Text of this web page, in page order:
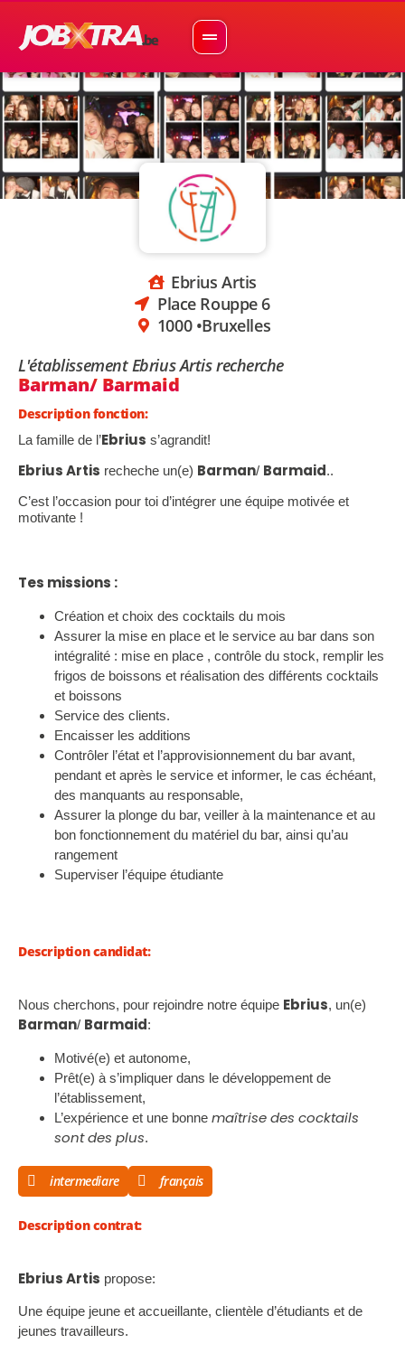
Ebrius Artis
Place Rouppe 6
1000 •Bruxelles
L'établissement Ebrius Artis recherche
Barman/ Barmaid
Description fonction:
La famille de l’Ebrius s’agrandit!
Ebrius Artis recheche un(e) Barman/ Barmaid..
C’est l’occasion pour toi d’intégrer une équipe motivée et
motivante !
Tes missions :
Création et choix des cocktails du mois
Assurer la mise en place et le service au bar dans son
intégralité : mise en place , contrôle du stock, remplir les
frigos de boissons et réalisation des différents cocktails
et boissons
Service des clients.
Encaisser les additions
Contrôler l’état et l’approvisionnement du bar avant,
pendant et après le service et informer, le cas échéant,
des manquants au responsable,
Assurer la plonge du bar, veiller à la maintenance et au
bon fonctionnement du matériel du bar, ainsi qu’au
rangement
Superviser l’équipe étudiante
Description candidat:
Nous cherchons, pour rejoindre notre équipe Ebrius, un(e)
Barman/ Barmaid:
Motivé(e) et autonome,
Prêt(e) à s’impliquer dans le développement de
l’établissement,
L’expérience et une bonne maîtrise des cocktails
sont des plus.
intermediare français
Description contrat:
Ebrius Artis propose:
Une équipe jeune et accueillante, clientèle d’étudiants et de
jeunes travailleurs.